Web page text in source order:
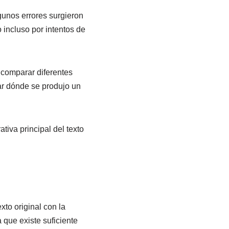
errores surgieron
incluso por intentos de
diferentes
dónde se produjo un
principal del texto
original con la
que existe suficiente